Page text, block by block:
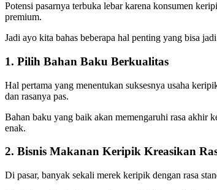
Potensi pasarnya terbuka lebar karena konsumen
premium.
Jadi ayo kita bahas beberapa hal penting yang bisa
1. Pilih Bahan Baku Berkualitas
Hal pertama yang menentukan suksesnya usaha
dan rasanya pas.
Bahan baku yang baik akan memengaruhi rasa akhir
enak.
2. Bisnis Makanan Keripik Kreasikan
Di pasar, banyak sekali merek keripik dengan rasa